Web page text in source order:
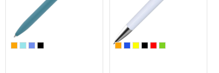
funzione, ma una
penna pubblicitaria
che sara' anche il
vostro biglietto da
visita.
gradito omaggio
pubblicitario per dire
grazie a clienti e
collaboratori, un
logo, e' ideale per
omaggi aziendali
economici di sicuro
impatto.